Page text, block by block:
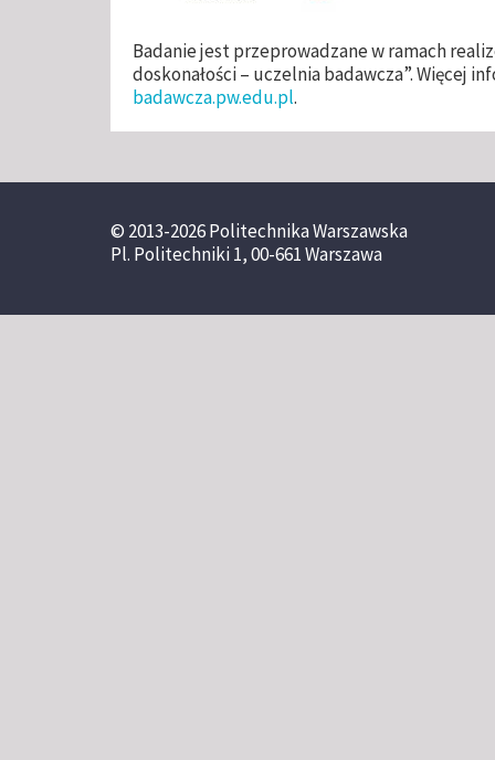
Badanie jest przeprowadzane w ramach
doskonałości – uczelnia badawcza”. Więcej
badawcza.pw.edu.pl.
© 2013-2026 Politechnika Warszawska
Pl. Politechniki 1, 00-661 Warszawa